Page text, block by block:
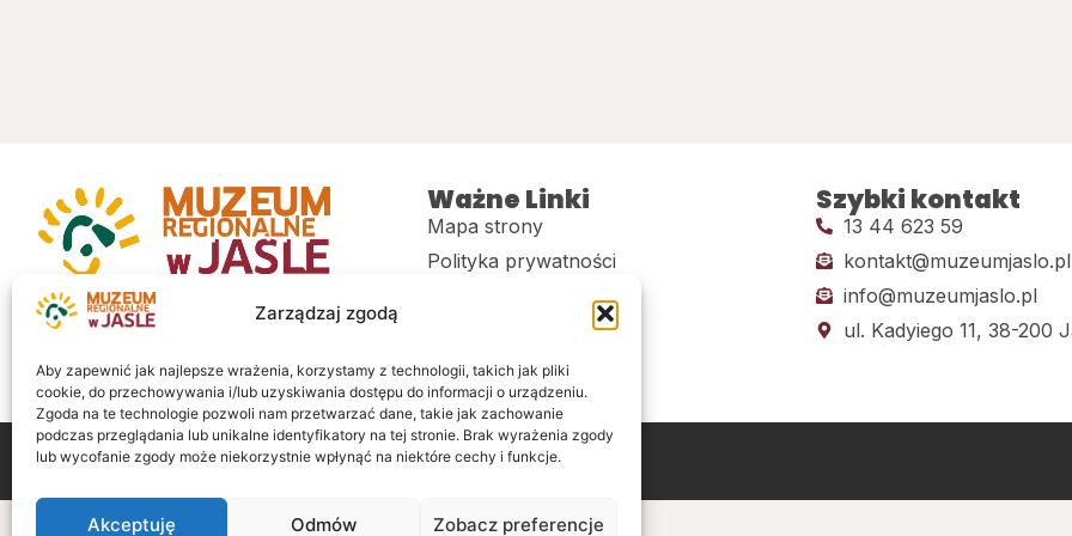
Zarządzaj zgodą
Aby zapewnić jak najlepsze wrażenia, korzystamy z technologii, takich jak pliki
cookie, do przechowywania i/lub uzyskiwania dostępu do informacji o urządzeniu.
Zgoda na te technologie pozwoli nam przetwarzać dane, takie jak zachowanie
podczas przeglądania lub unikalne identyfikatory na tej stronie. Brak wyrażenia zgody
lub wycofanie zgody może niekorzystnie wpłynąć na niektóre cechy i funkcje.
Akceptuję Odmów Zobacz preferencje
Muzeum regionalne w Jaśle im. dr.
Stanisława Kadyiego
Ważne Linki
Mapa strony
Polityka prywatności
Deklaracja dostępności
Sklep
Szybki kontakt
13 44 623 59
kontakt@muzeumjaslo.pl
info@muzeumjaslo.pl
ul. Kadyiego 11, 38-200
Wszelkie prawa zastrzeżoneRealizacja: LiderOnline